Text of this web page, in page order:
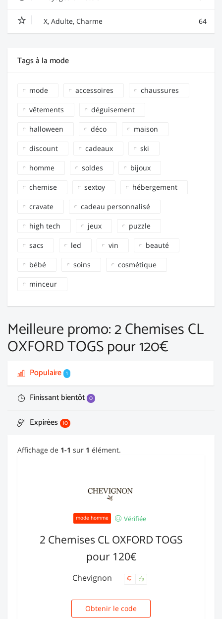
X, Adulte, Charme 64
Tags à la mode
mode accessoires chaussures
vêtements déguisement
halloween déco maison
discount cadeaux ski
homme soldes bijoux
chemise sextoy hébergement
cravate cadeau personnalisé
high tech jeux puzzle
sacs led vin beauté
bébé soins cosmétique
minceur
Meilleure promo: 2 Chemises CL
OXFORD TOGS pour 120€
Populaire 1
Finissant bientôt 0
Expirées 10
Affichage de 1-1 sur 1 élément.
mode homme Vérifiée
2 Chemises CL OXFORD TOGS
pour 120€
Chevignon
DUOXFORD
Obtenir le code